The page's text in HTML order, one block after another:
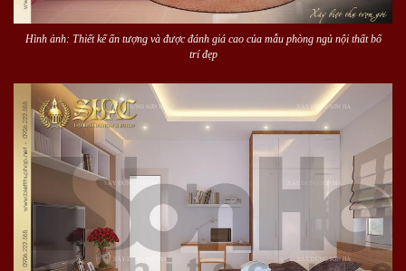
Hình ảnh: Thiết kế ấn tượng và được đánh giá cao của mẫu phòng ngủ nội thất bố
trí đẹp